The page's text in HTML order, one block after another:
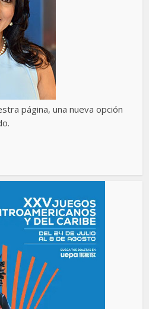
página, una nueva opción